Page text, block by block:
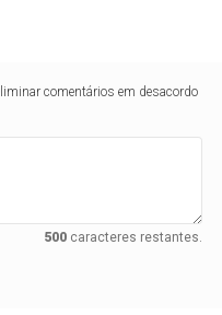
comentários em desacordo
500caracteres restantes.